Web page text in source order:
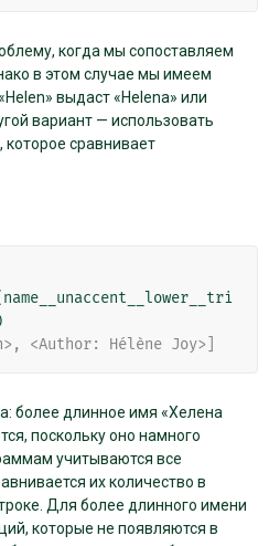
когда мы сопоставляем
в этом случае мы имеем
выдаст «Helena» или
вариант — использовать
, которое сравнивает
name__unaccent__lower__tri
<Author: Hélène Joy>]
более длинное имя «Хелена
поскольку оно намного
учитываются все
их количество в
Для более длинного имени
которые не появляются в